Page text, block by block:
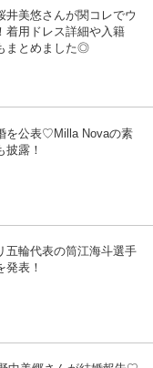
井美悠さんが関コレでウ
着用ドレス詳細や入籍
まとめました◎
を公表♡Milla Novaの素
披露！
五輪代表の筒江海斗選手
発表！